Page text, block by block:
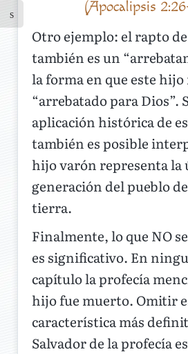
(Apocalipsis
Otro ejemplo: el rapto
también es un
la forma en que este hijo
“arrebatado para Dios”.
aplicación histórica de
también es posible
hijo varón representa la
generación del pueblo
tierra.
Finalmente, lo que NO
es significativo. En
capítulo la profecía
hijo fue muerto. Omitir
característica más
Salvador de la profecía